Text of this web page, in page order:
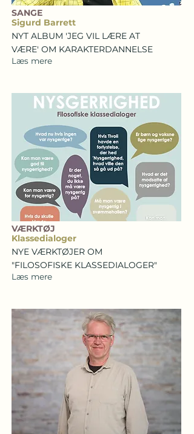
SANGE
Sigurd Barrett
NYT ALBUM 'JEG VIL LÆRE AT
VÆRE' OM KARAKTERDANNELSE
Læs mere
VÆRKTØJ
Klassedialoger
NYE VÆRKTØJER OM
"FILOSOFISKE KLASSEDIALOGER"
Læs mere